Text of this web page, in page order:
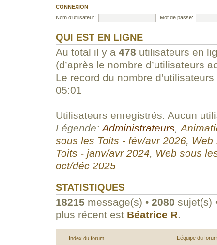
CONNEXION
Nom d’utilisateur:
Mot de passe:
QUI EST EN LIGNE
Au total il y a 478 utilisateurs en
(d’après le nombre d’utilisateurs
Le record du nombre
05:01
Utilisateurs enregistrés: Aucun
Légende:Administrateurs,
sous les Toits - fév/avr 2026, Web
Toits - janv/avr 2024, Web sous
oct/déc 2025
STATISTIQUES
18215 message(s) • 2080 sujet(s)
plus récent est Béatrice R.
Index du forum L’équipe du